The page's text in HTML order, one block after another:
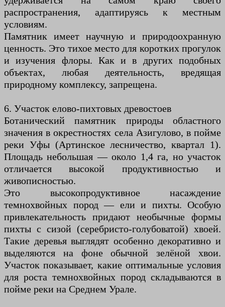
распространения, адаптируясь к местным
условиям.
Памятник имеет научную и природоохранную
ценность. Это тихое место для коротких прогулок
и изучения флоры. Как и в других подобных
объектах, любая деятельность, вредящая
природному комплексу, запрещена.
6. Участок елово-пихтовых древостоев
Ботанический памятник природы областного
значения в окрестностях села Азигулово, в пойме
реки Уфы (Артинское лесничество, квартал 1).
Площадь небольшая — около 1,4 га, но участок
отличается высокой продуктивностью и
живописностью.
Это высокопродуктивное насаждение
темнохвойных пород — ели и пихты. Особую
привлекательность придают необычные формы
пихты с сизой (серебристо-голубоватой) хвоей.
Такие деревья выглядят особенно декоративно и
выделяются на фоне обычной зелёной хвои.
Участок показывает, какие оптимальные условия
для роста темнохвойных пород складываются в
пойме реки на Среднем Урале.